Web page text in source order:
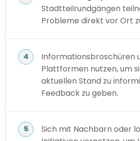
Stadtteilrundgängen
Probleme direkt vor Ort
Informationsbroschüren
Plattformen nutzen, um
aktuellen Stand zu
Feedback zu geben.
Sich mit Nachbarn oder